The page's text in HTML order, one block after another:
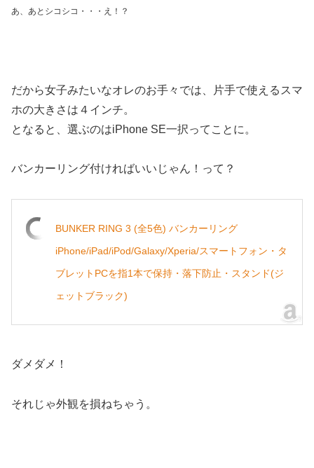
あ、あとシコシコ・・・え！？
だから女子みたいなオレのお手々では、片手で使えるスマ
ホの大きさは４インチ。
となると、選ぶのはiPhone SE一択ってことに。
バンカーリング付ければいいじゃん！って？
BUNKER RING 3 (全5色) バンカーリング
iPhone/iPad/iPod/Galaxy/Xperia/スマートフォン・タ
ブレットPCを指1本で保持・落下防止・スタンド(ジ
ェットブラック)
ダメダメ！
それじゃ外観を損ねちゃう。